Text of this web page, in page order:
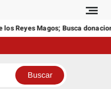
Reyes Magos; Busca